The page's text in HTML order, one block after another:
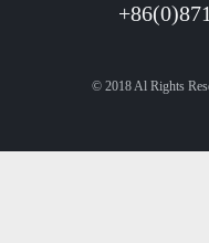
© 2018 Al Rights